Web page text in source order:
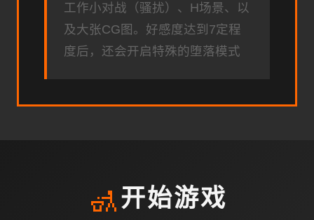
工作小对战（骚扰）、H场景、以
及大张CG图。好感度达到7定程
度后，还会开启特殊的堕落模式
🚮开始游戏